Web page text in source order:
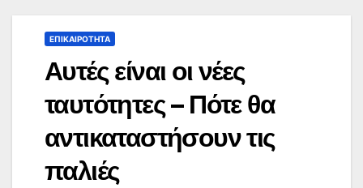
ΕΠΙΚΑΙΡΌΤΗΤΑ
Αυτές είναι οι νέες
ταυτότητες – Πότε θα
αντικαταστήσουν τις
παλιές